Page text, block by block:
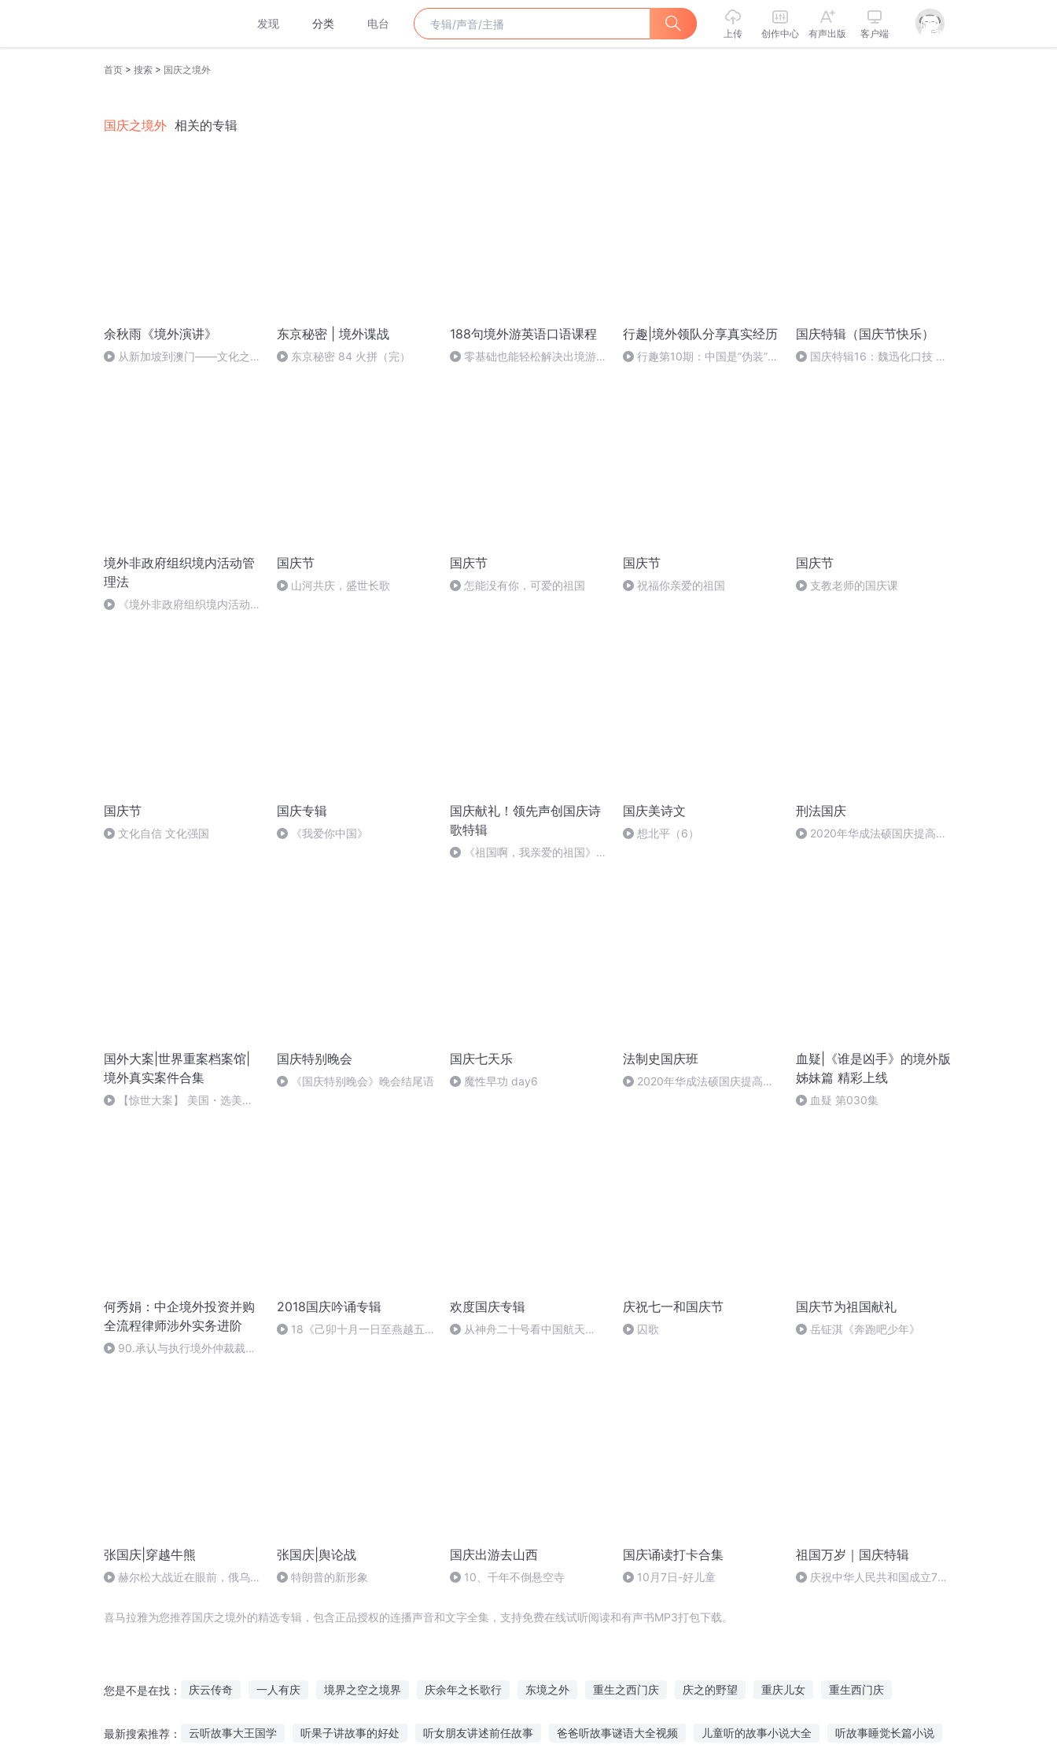
发现 分类 电台
上传 创作中心 有声出版 客户端
首页 > 搜索 > 国庆之境外
国庆之境外 相关的专辑
余秋雨《境外演讲》
从新加坡到澳门——文化之痛
东京秘密 | 境外谍战
东京秘密 84 火拼（完）
188句境外游英语口语课程
零基础也能轻松解决出境游突
行趣|境外领队分享真实经历
行趣第10期：中国是“伪装”成
国庆特辑（国庆节快乐）
国庆特辑16：魏迅化口技 二
境外非政府组织境内活动管
理法
《境外非政府组织境内活动管
国庆节
山河共庆，盛世长歌
国庆节
怎能没有你，可爱的祖国
国庆节
祝福你亲爱的祖国
国庆节
支教老师的国庆课
国庆节
文化自信 文化强国
国庆专辑
《我爱你中国》
国庆献礼！领先声创国庆诗
歌特辑
《祖国啊，我亲爱的祖国》温
国庆美诗文
想北平（6）
刑法国庆
2020年华成法硕国庆提高班
国外大案|世界重案档案馆|
境外真实案件合集
【惊世大案】 美国・选美小
国庆特别晚会
《国庆特别晚会》晚会结尾语
国庆七天乐
魔性早功 day6
法制史国庆班
2020年华成法硕国庆提高班
血疑|《谁是凶手》的境外版
姊妹篇 精彩上线
血疑 第030集
何秀娟：中企境外投资并购
全流程律师涉外实务进阶
90.承认与执行境外仲裁裁决
2018国庆吟诵专辑
18《己卯十月一日至燕越五
欢度国庆专辑
从神舟二十号看中国航天
庆祝七一和国庆节
囚歌
国庆节为祖国献礼
岳钲淇《奔跑吧少年》
张国庆|穿越牛熊
赫尔松大战近在眼前，俄乌冲
张国庆|舆论战
特朗普的新形象
国庆出游去山西
10、千年不倒悬空寺
国庆诵读打卡合集
10月7日-好儿童
祖国万岁｜国庆特辑
庆祝中华人民共和国成立73
喜马拉雅为您推荐国庆之境外的精选专辑，包含正品授权的连播声音和文字全集，支持免费在线试听阅读和有声书MP3打包下载。
您是不是在找： 庆云传奇 一人有庆 境界之空之境界 庆余年之长歌行 东境之外 重生之西门庆 庆之的野望 重庆儿女 重生西门庆
最新搜索推荐： 云听故事大王国学 听果子讲故事的好处 听女朋友讲述前任故事 爸爸听故事谜语大全视频 儿童听的故事小说大全 听故事睡觉长篇小说